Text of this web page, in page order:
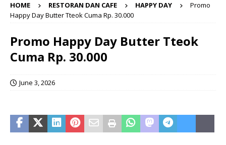
HOME RESTORAN DAN CAFE HAPPY DAY
Promo
Happy Day Butter Tteok Cuma Rp. 30.000
Promo Happy Day Butter Tteok
Cuma Rp. 30.000
June 3, 2026